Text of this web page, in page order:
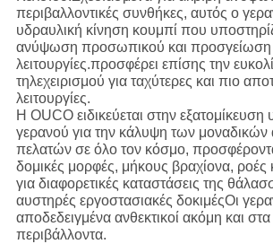
περιβαλλοντικές συνθήκες, αυτός ο
υδραυλική κίνηση κουμπί που
ανύψωση προσωπικού και προσγείωση
λειτουργίες.προσφέρει επίσης την
τηλεχειρισμού για ταχύτερες και πιο
λειτουργίες.
Η OUCO ειδικεύεται στην εξατομίκευση
γερανού για την κάλυψη των
πελατών σε όλο τον κόσμο,
δομικές μορφές, μήκους βραχίονα,
για διαφορετικές καταστάσεις της
αυστηρές εργοστασιακές δοκιμέςΟι
αποδεδειγμένα ανθεκτικοί ακόμη και
περιβάλλοντα.